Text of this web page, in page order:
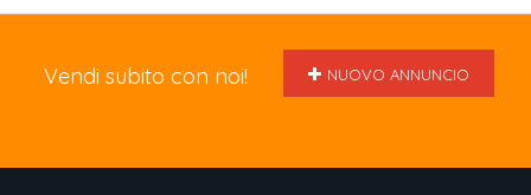
Vendi subito con noi! NUOVO ANNUNCIO